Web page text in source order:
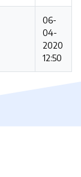
06-
04-
2020
12:50